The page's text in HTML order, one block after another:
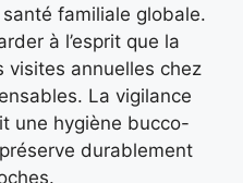
familiale globale.
à l’esprit que la
visites annuelles chez
La vigilance
une hygiène bucco-
durablement